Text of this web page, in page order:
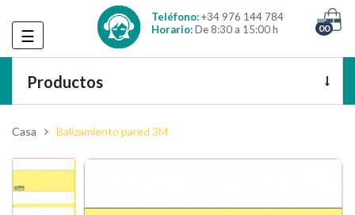
Teléfono:+34 976 144 784
Horario:De 8:30 a 15:00 h 00
Productos
Navegación
de
☰
Casa Balizamiento pared 3M